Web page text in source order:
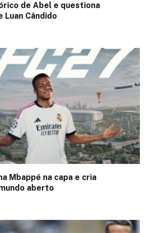
de Abel e questiona
Luan Cândido
Mbappé na capa e cria
aberto